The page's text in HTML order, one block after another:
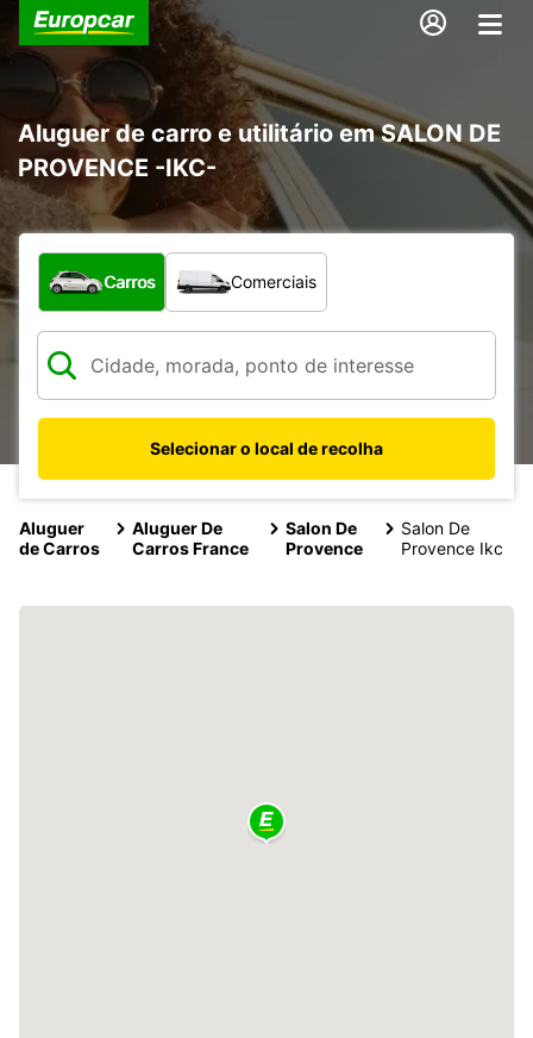
Aluguer de carro e utilitário em SALON DE
PROVENCE -IKC-
Que tipo de veículo pretende?
Carros Comerciais
Selecionar o local de recolha
Aluguer
de Carros
Aluguer De
Carros France
Salon De
Provence
Salon De
Provence Ikc